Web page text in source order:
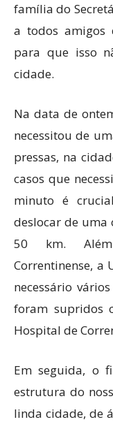
família do
a todos amigos
para que isso
cidade.
Na data de
necessitou de
pressas, na
casos que
minuto é
deslocar de uma
50 km. Além
Correntinense, a
necessário
foram supridos
Hospital de
Em seguida, o
estrutura do
linda cidade, de